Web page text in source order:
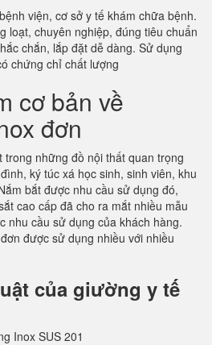
viện, cơ sở y tế khám chữa bệnh.
loạt, chuyên nghiệp, đúng tiêu chuẩn
chắn, lắp đặt dễ dàng. Sử dụng
chứng chỉ chất lượng
cơ bản về
đơn
những đồ nội thất quan trọng
ký túc xá học sinh, sinh viên, khu
bắt được nhu cầu sử dụng đó,
cao cấp đã cho ra mắt nhiều mẫu
nhu cầu sử dụng của khách hàng.
được sử dụng nhiều với nhiều
của giường y tế
Inox SUS 201